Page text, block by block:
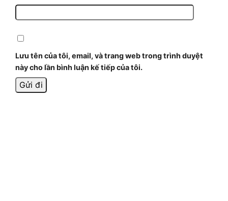
Lưu tên của tôi, email, và trang web trong trình duyệt
này cho lần bình luận kế tiếp của tôi.